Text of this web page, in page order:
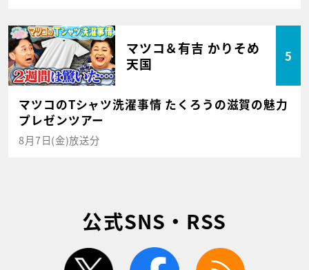
マツコ＆有吉 かりそめ
天国
5
マツコのTシャツ洗濯事情 たくろうの滋賀の魅力
プレゼンツアー
8月7日(金)放送分
公式SNS・RSS
twitter facebook